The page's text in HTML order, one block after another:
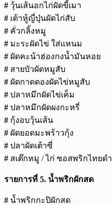
# วุ้นเส้นอกไก่ผัดขี้เมา
# เต้าหู้ญี่ปุ่นผัดไก่สับ
# คั่วกลิ้งหมู
# มะระผัดไข่ ใส่แหนม
# ผัดคะน้าฮ่องกงน้ำมันหอย
# สายบัวผัดหมูสับ
# ผัดกาดดองผัดไข่หมูสับ
# ปลาหมึกผัดไข่เค็ม
# ปลาหมึกผัดผงกะหรี่
# กุ้งอบวุ้นเส้น
# ผัดยอดมะพร้าวกุ้ง
# ปลาผัดเต้าซี่
# สเต๊กหมู / ไก่ ซอสพริกไทยดำ
รายการที่ 5. น้ำพริกผักสด
# น้ำพริกกะปิผักสด